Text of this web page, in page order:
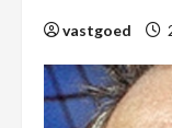
vastgoed